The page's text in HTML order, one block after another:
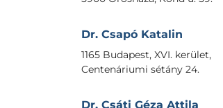
Dr. Csapó Katalin
1165 Budapest, XVI. kerület,
Centenáriumi sétány 24.
Dr. Csáti Géza Attila